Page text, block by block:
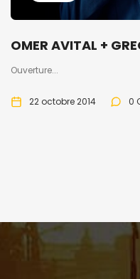
OMER AVITAL +
Ouverture...
22 octobre 2014 0